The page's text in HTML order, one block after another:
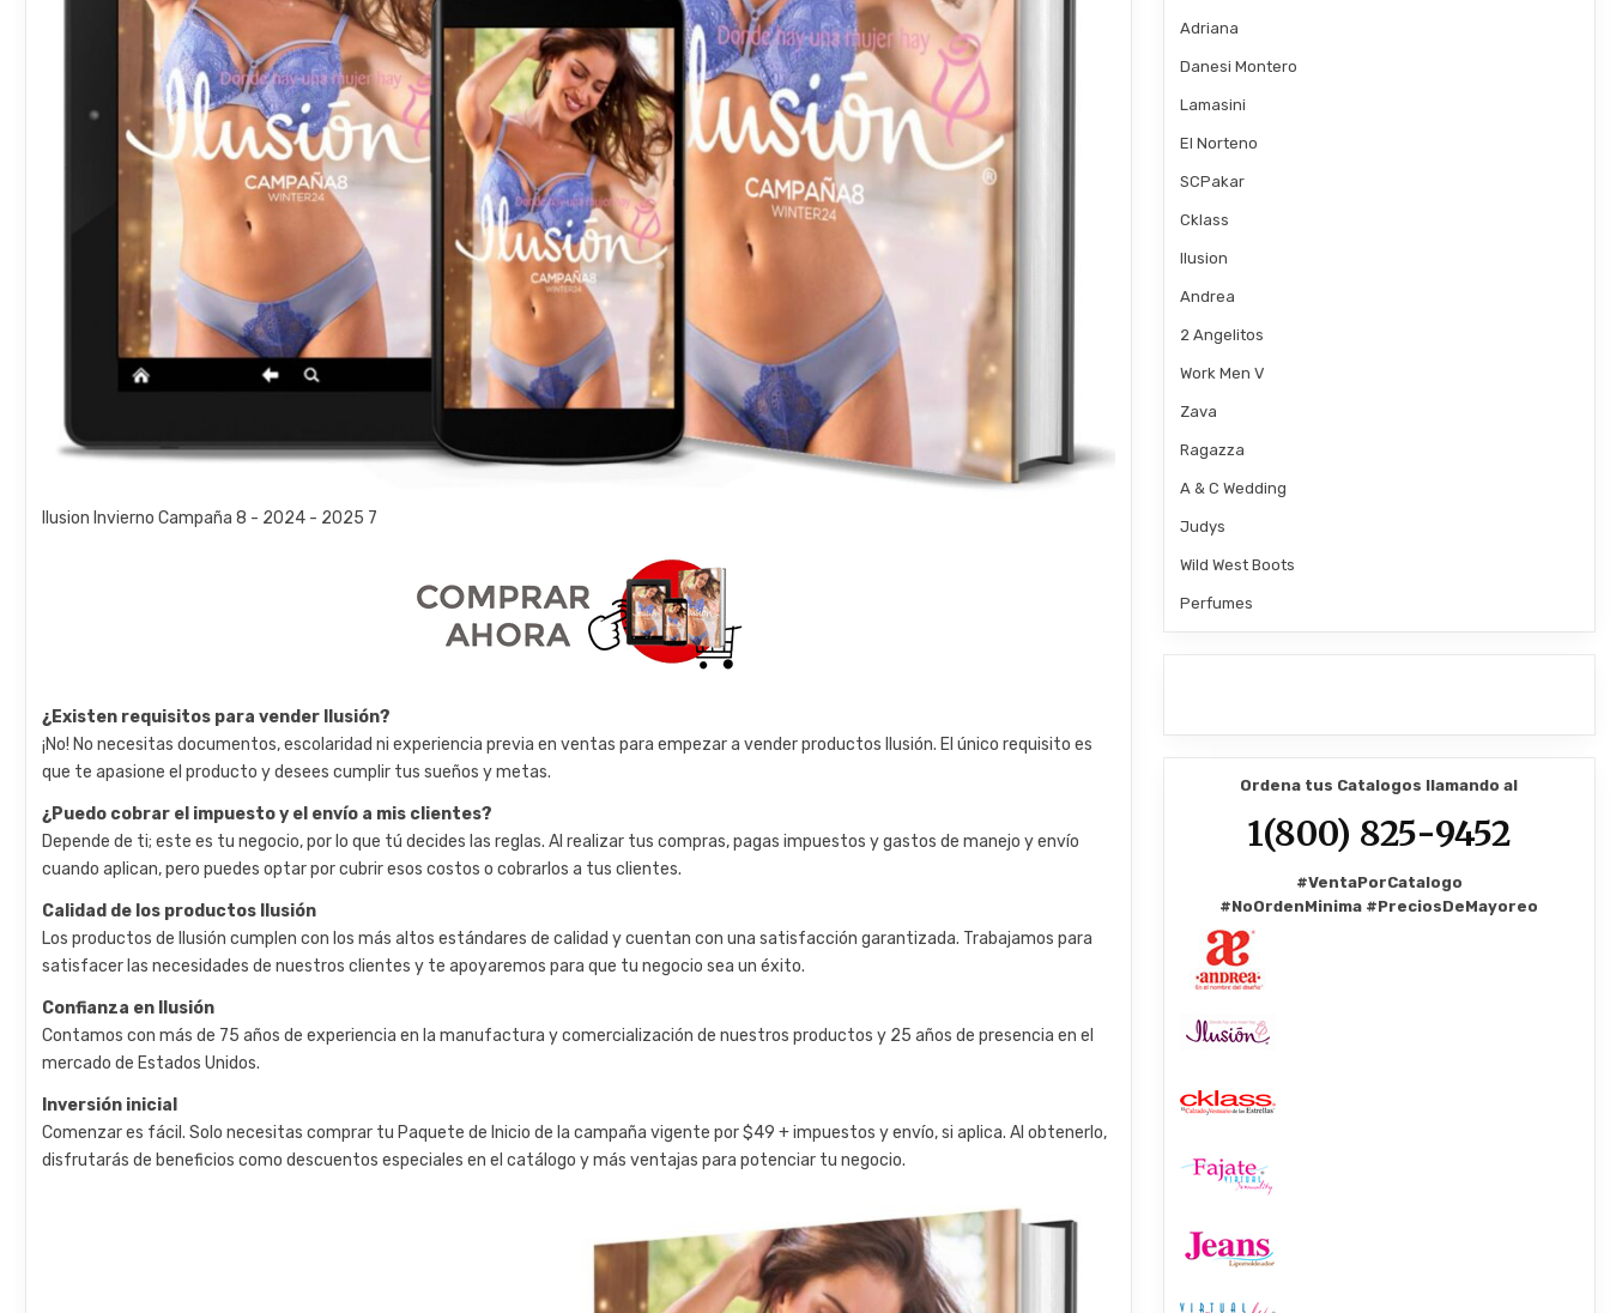
Ilusion Invierno Campaña 8 - 2024 - 2025 7
¿Existen requisitos para vender Ilusión?
¡No! No necesitas documentos, escolaridad ni experiencia previa en ventas para empezar a vender productos Ilusión. El único requisito es
que te apasione el producto y desees cumplir tus sueños y metas.
¿Puedo cobrar el impuesto y el envío a mis clientes?
Depende de ti; este es tu negocio, por lo que tú decides las reglas. Al realizar tus compras, pagas impuestos y gastos de manejo y envío
cuando aplican, pero puedes optar por cubrir esos costos o cobrarlos a tus clientes.
Calidad de los productos Ilusión
Los productos de Ilusión cumplen con los más altos estándares de calidad y cuentan con una satisfacción garantizada. Trabajamos para
satisfacer las necesidades de nuestros clientes y te apoyaremos para que tu negocio sea un éxito.
Confianza en Ilusión
Contamos con más de 75 años de experiencia en la manufactura y comercialización de nuestros productos y 25 años de presencia en el
mercado de Estados Unidos.
Inversión inicial
Comenzar es fácil. Solo necesitas comprar tu Paquete de Inicio de la campaña vigente por $49 + impuestos y envío, si aplica. Al obtenerlo,
disfrutarás de beneficios como descuentos especiales en el catálogo y más ventajas para potenciar tu negocio.
Adriana
Danesi Montero
Lamasini
El Norteno
SCPakar
Cklass
Ilusion
Andrea
2 Angelitos
Work Men V
Zava
Ragazza
A & C Wedding
Judys
Wild West Boots
Perfumes
Ordena tus Catalogos llamando al
1(800) 825-9452
#VentaPorCatalogo
#NoOrdenMinima #PreciosDeMayoreo